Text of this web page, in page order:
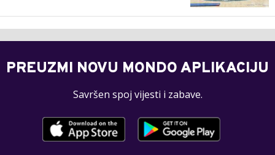
PREUZMI NOVU MONDO APLIKACIJU
Savršen spoj vijesti i zabave.